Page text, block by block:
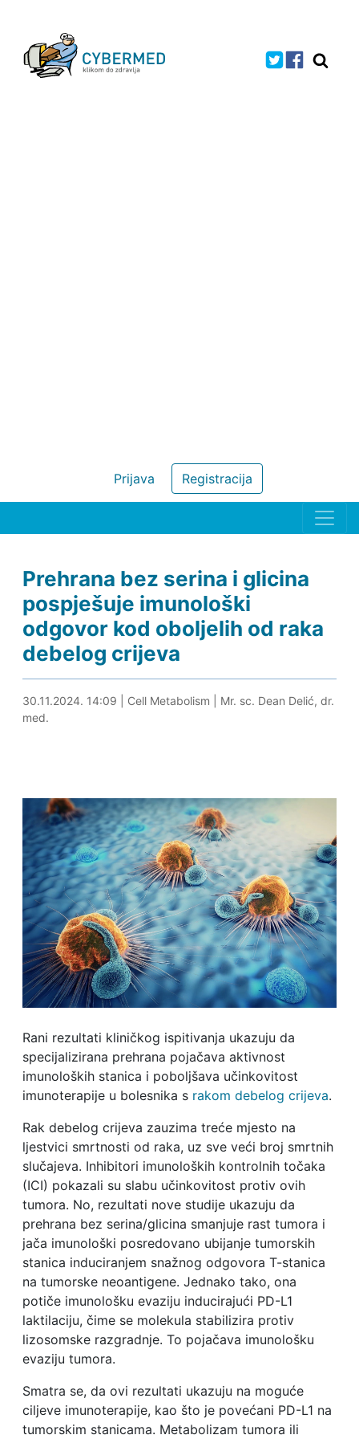
Registracija
Prijava
Prehrana bez serina i glicina
pospješuje imunološki
odgovor kod oboljelih od raka
debelog crijeva
30.11.2024. 14:32
30.11.2024. 14:09 Cell Metabolism
Mr. sc. Dean Delić, dr.
med.
Rani rezultati kliničkog ispitivanja ukazuju da
specijalizirana prehrana pojačava aktivnost
imunoloških stanica i poboljšava učinkovitost
imunoterapije u bolesnika s rakom debelog crijeva.
Rak debelog crijeva zauzima treće mjesto na
ljestvici smrtnosti od raka, uz sve veći broj smrtnih
slučajeva. Inhibitori imunoloških kontrolnih točaka
(ICI) pokazali su slabu učinkovitost protiv ovih
tumora. No, rezultati nove studije ukazuju da
prehrana bez serina/glicina smanjuje rast tumora i
jača imunološki posredovano ubijanje tumorskih
stanica induciranjem snažnog odgovora T-stanica
na tumorske neoantigene. Jednako tako, ona
potiče imunološku evaziju inducirajući PD-L1
laktilaciju, čime se molekula stabilizira protiv
lizosomske razgradnje. To pojačava imunološku
evaziju tumora.
Smatra se, da ovi rezultati ukazuju na moguće
ciljeve imunoterapije, kao što je povećani PD-L1 na
tumorskim stanicama. Metabolizam tumora ili